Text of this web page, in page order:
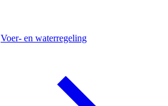
Voer- en waterregeling